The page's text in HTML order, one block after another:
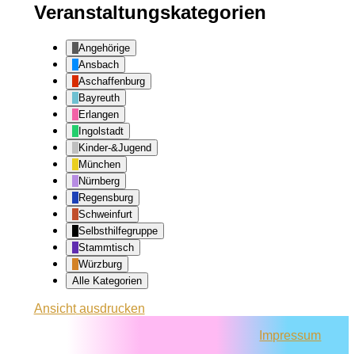
Veranstaltungskategorien
Angehörige
Ansbach
Aschaffenburg
Bayreuth
Erlangen
Ingolstadt
Kinder-&Jugend
München
Nürnberg
Regensburg
Schweinfurt
Selbsthilfegruppe
Stammtisch
Würzburg
Alle Kategorien
Ansichtausdrucken
Impressum